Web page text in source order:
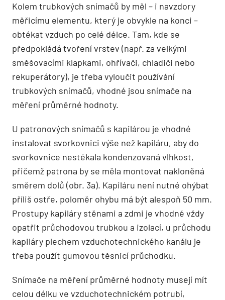
Kolem trubkových snímačů by měl – i navzdory
měřicímu elementu, který je obvykle na konci –
obtékat vzduch po celé délce. Tam, kde se
předpokládá tvoření vrstev (např. za velkými
směšovacími klapkami, ohřívači, chladiči nebo
rekuperátory), je třeba vyloučit používání
trubkových snímačů, vhodné jsou snímače na
měření průměrné hodnoty.
U patronových snímačů s kapilárou je vhodné
instalovat svorkovnici výše než kapiláru, aby do
svorkovnice nestékala kondenzovaná vlhkost,
přičemž patrona by se měla montovat nakloněná
směrem dolů (obr. 3a). Kapiláru není nutné ohýbat
příliš ostře, poloměr ohybu má být alespoň 50 mm.
Prostupy kapiláry stěnami a zdmi je vhodné vždy
opatřit průchodovou trubkou a izolací, u průchodu
kapiláry plechem vzduchotechnického kanálu je
třeba použít gumovou těsnicí průchodku.
Snímače na měření průměrné hodnoty musejí mít
celou délku ve vzduchotechnickém potrubí,